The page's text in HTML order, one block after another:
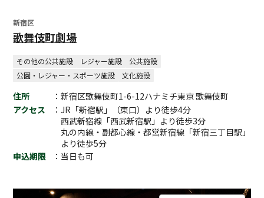
新宿区
歌舞伎町劇場
その他の公共施設 レジャー施設
公共施設
公園・レジャー・スポーツ施設
文化施設
住所
：新宿区歌舞伎町1-6-12ハナミチ東京 歌舞伎町
アクセス
：JR「新宿駅」（東口）より徒歩4分
西武新宿線「西武新宿駅」より徒歩3分
丸の内線・副都心線・都営新宿線「新宿三丁目駅」
より徒歩5分
申込期限
：当日も可